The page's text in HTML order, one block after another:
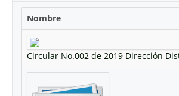
Nombre
Circular No.002 de 2019 Dirección